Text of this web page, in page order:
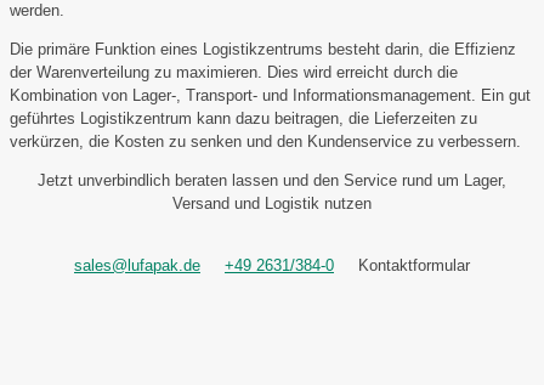
werden.
Die primäre Funktion eines Logistikzentrums besteht darin, die Effizienz
der Warenverteilung zu maximieren. Dies wird erreicht durch die
Kombination von Lager-, Transport- und Informationsmanagement. Ein gut
geführtes Logistikzentrum kann dazu beitragen, die Lieferzeiten zu
verkürzen, die Kosten zu senken und den Kundenservice zu verbessern.
Jetzt unverbindlich beraten lassen und den Service rund um Lager,
Versand und Logistik nutzen
sales@lufapak.de +49 2631/384-0 Kontaktformular